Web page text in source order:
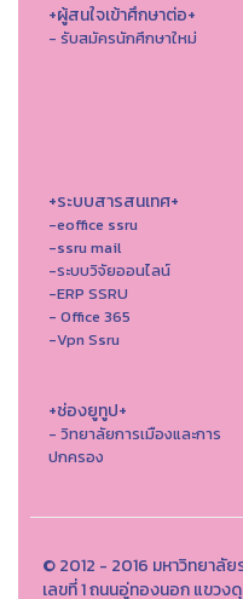
+ผู้สนใจเข้าศึกษาต่อ+
- รับสมัครนักศึกษาใหม่
+ระบบสารสนเทศ+
-eoffice ssru
-ssru mail
-ระบบวิจัยออนไลน์
-ERP SSRU
- Office 365
-Vpn Ssru
+ช่องยูทูป+
- วิทยาลัยการเมืองและการ
ปกครอง
© 2012 - 2016 มหาวิทยาลั
เลขที่ 1 ถนนอู่ทองนอก แขว